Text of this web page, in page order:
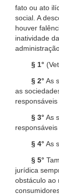
fato ou ato
social. A
houver
inatividade
§ 1°
§ 2° As
as
§ 3° As
§ 4° As
§ 5°
jurídica
obstáculo ao